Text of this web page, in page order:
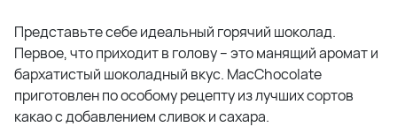
Представьте себе идеальный горячий шоколад.
Первое, что приходит в голову – это манящий аромат и
бархатистый шоколадный вкус. MacChocolate
приготовлен по особому рецепту из лучших сортов
какао с добавлением сливок и сахара.